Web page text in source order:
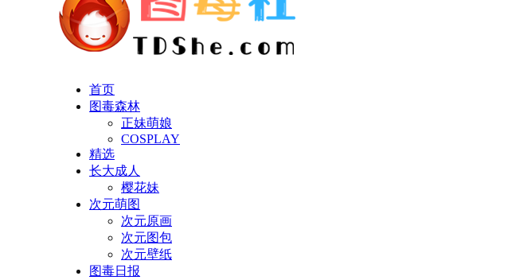
首页
图毒森林
正妹萌娘
COSPLAY
精选
长大成人
樱花妹
次元萌图
次元原画
次元图包
次元壁纸
图毒日报